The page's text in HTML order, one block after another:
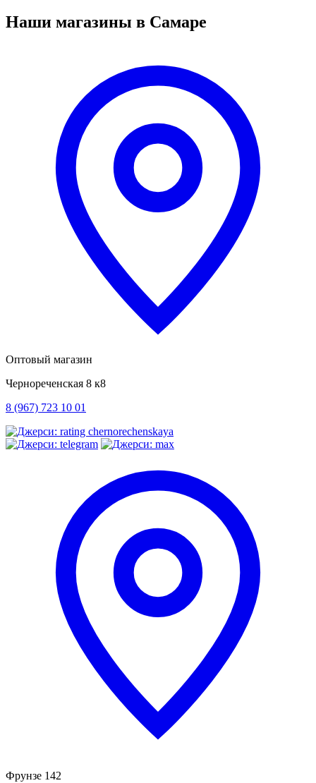
Наши магазины в Самаре
Оптовый магазин
Чернореченская 8 к8
8 (967) 723 10 01
Фрунзе 142